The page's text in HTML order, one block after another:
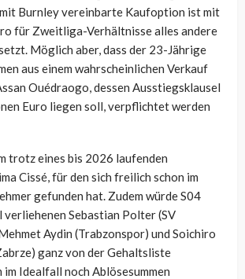
Burnley vereinbarte Kaufoption ist mit
für Zweitliga-Verhältnisse alles andere
Möglich aber, dass der 23-Jährige
aus einem wahrscheinlichen Verkauf
Ouédraogo, dessen Ausstiegsklausel
Euro liegen soll, verpflichtet werden
trotz eines bis 2026 laufenden
Cissé, für den sich freilich schon im
gefunden hat. Zudem würde S04
verliehenen Sebastian Polter (SV
Aydin (Trabzonspor) und Soichiro
ganz von der Gehaltsliste
im Idealfall noch Ablösesummen